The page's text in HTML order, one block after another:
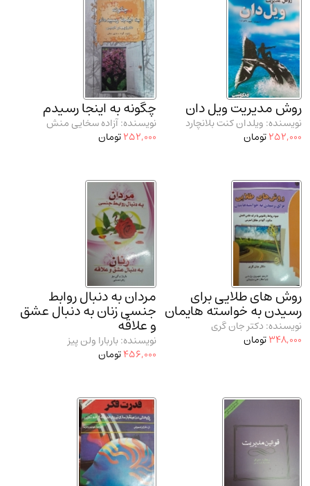
مدرسان شریف و انتشارت ارشد کتاب‌های..(2)
دانشگاه پیامـ نور
روش مدیریت ویل دان
نویسنده: ویلدان کنت بلانچارد
252,000تومان
چگونه به اینجا رسیدم
نویسنده: آزاده سخایی منش
252,000تومان
روش های طلایی برای
رسیدن به خواسته هایمان
نویسنده: دکتر جان گری
348,000تومان
مردان به دنبال روابط
جنسی زنان به دنبال عشق
و علاقه
نویسنده: باربارا ولن پیز
456,000تومان